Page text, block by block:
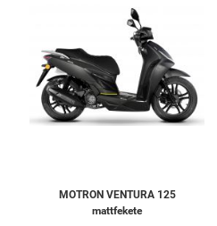
MOTRON VENTURA 125
mattfekete